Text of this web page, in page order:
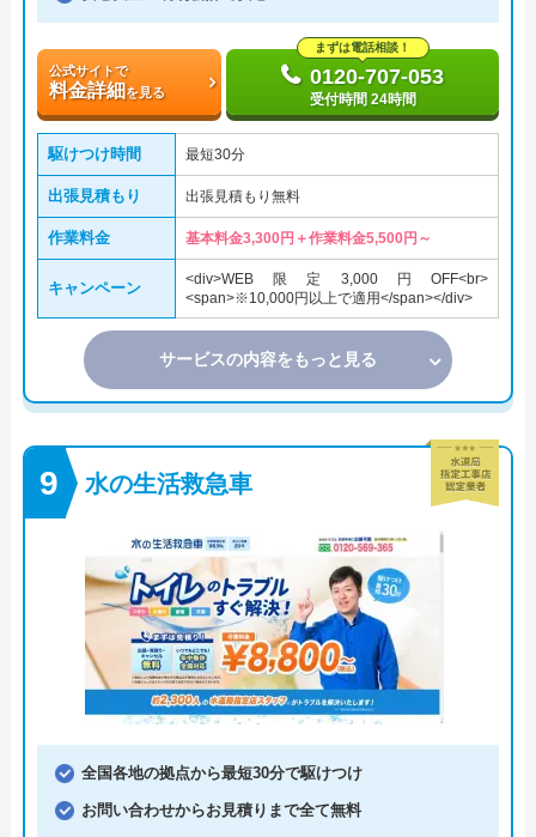
公式サイトで
料金詳細を見る
まずは電話相談！
0120-707-053
受付時間 24時間
駆けつけ時間 最短30分
出張見積もり 出張見積もり無料
作業料金 基本料金3,300円＋作業料金5,500円～
キャンペーン
<div>WEB限定3,000円OFF<br>
<span>※10,000円以上で適用</span></div>
サービスの内容をもっと見る
水の生活救急車
全国各地の拠点から最短30分で駆けつけ
お問い合わせからお見積りまで全て無料